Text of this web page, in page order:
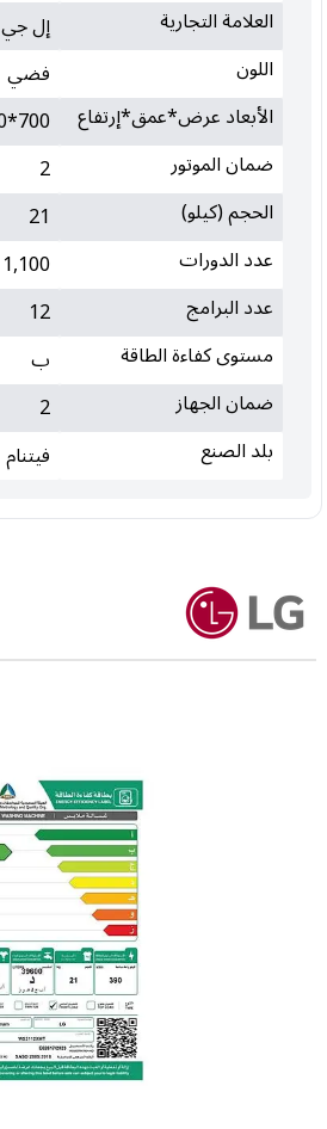
العلامة التجارية
إل جي
اللون
فضي
الأبعاد عرض*عمق*إرتفاع
700*770*990
ضمان الموتور
2
الحجم (كيلو)
21
عدد الدورات
1,100
عدد البرامج
12
مستوى كفاءة الطاقة
ب
ضمان الجهاز
2
بلد الصنع
فيتنام